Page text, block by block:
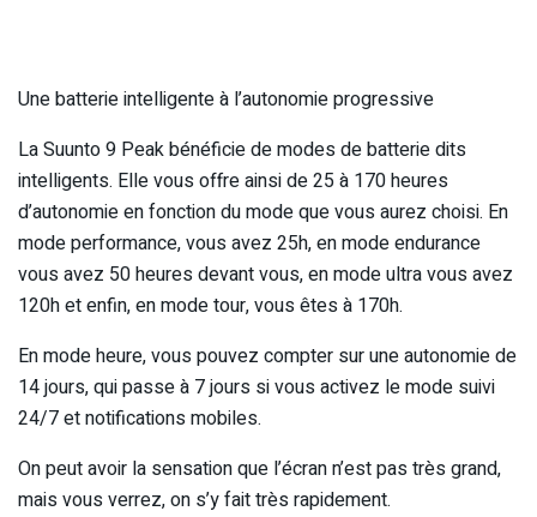
Une batterie intelligente à l’autonomie progressive
La Suunto 9 Peak bénéficie de modes de batterie dits
intelligents. Elle vous offre ainsi de 25 à 170 heures
d’autonomie en fonction du mode que vous aurez choisi. En
mode performance, vous avez 25h, en mode endurance
vous avez 50 heures devant vous, en mode ultra vous avez
120h et enfin, en mode tour, vous êtes à 170h.
En mode heure, vous pouvez compter sur une autonomie de
14 jours, qui passe à 7 jours si vous activez le mode suivi
24/7 et notifications mobiles.
On peut avoir la sensation que l’écran n’est pas très grand,
mais vous verrez, on s’y fait très rapidement.